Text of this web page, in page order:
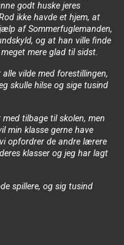
godt huske jeres
ikke havde et hjem, at
af Sommerfuglemanden,
og at han ville finde
mere glad til sidst.
vilde med forestillingen,
skulle hilse og sige tusind
tilbage til skolen, men
min klasse gerne have
opfordrer de andre lærere
klasser og jeg har lagt
spillere, og sig tusind